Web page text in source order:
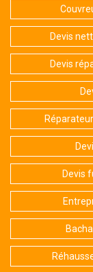
Devis
Devis
Devis